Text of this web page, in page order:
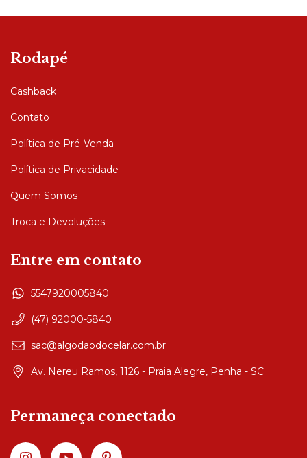
Rodapé
Cashback
Contato
Política de Pré-Venda
Política de Privacidade
Quem Somos
Troca e Devoluções
Entre em contato
5547920005840
(47) 92000-5840
sac@algodaodocelar.com.br
Av. Nereu Ramos, 1126 - Praia Alegre, Penha - SC
Permaneça conectado